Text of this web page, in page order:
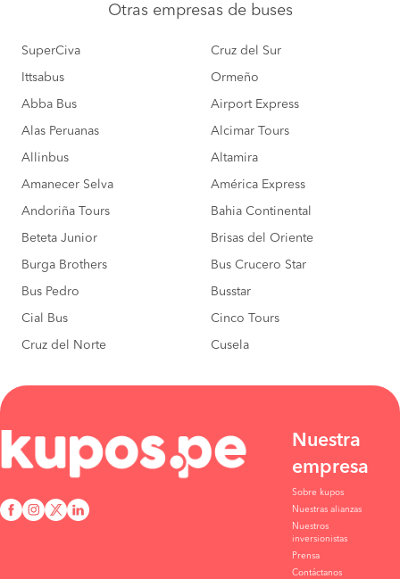
Otras empresas de buses
SuperCiva Cruz del Sur
Ittsabus Ormeño
Abba Bus Airport Express
Alas Peruanas Alcimar Tours
Allinbus Altamira
Amanecer Selva América Express
Andoriña Tours Bahia Continental
Beteta Junior Brisas del Oriente
Burga Brothers Bus Crucero Star
Bus Pedro Busstar
Cial Bus Cinco Tours
Cruz del Norte Cusela
Nuestra
empresa
Sobre kupos
Nuestras alianzas
Nuestros
inversionistas
Prensa
Contáctanos